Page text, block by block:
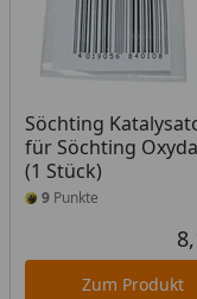
Söchting
für Söchting
(1 Stück)
9 Punkte
Zum Produkt